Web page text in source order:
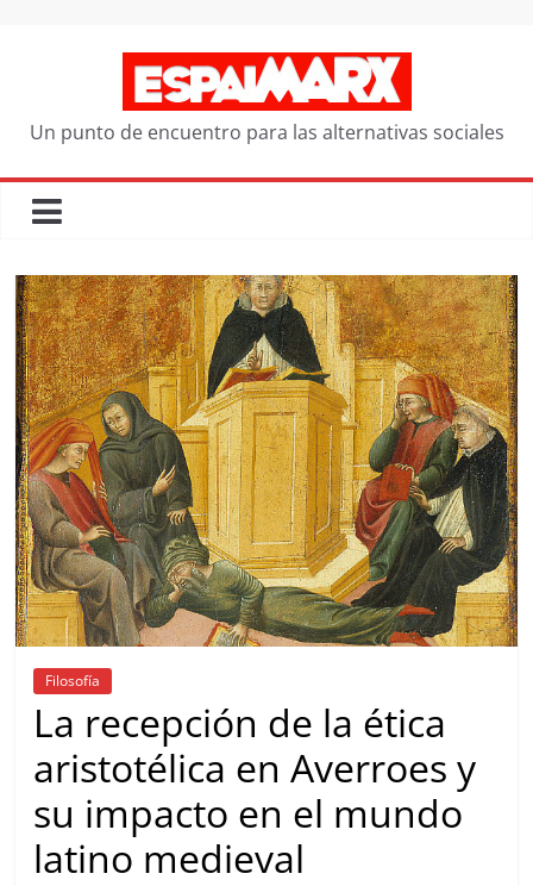
Un punto de encuentro para las alternativas sociales
Filosofía
La recepción de la ética
aristotélica en Averroes y
su impacto en el mundo
latino medieval